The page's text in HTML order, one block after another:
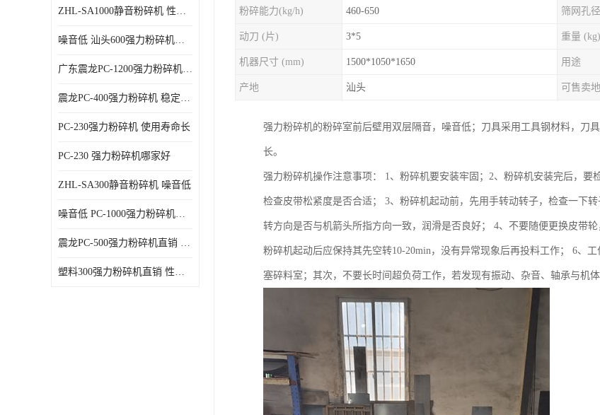
ZHL-SA1000静音粉碎机 性能稳定
噪音低 汕头600强力粉碎机直供
广东震龙PC-1200强力粉碎机 物超所值
震龙PC-400强力粉碎机 稳定性好
PC-230强力粉碎机 使用寿命长
PC-230 强力粉碎机哪家好
ZHL-SA300静音粉碎机 噪音低
噪音低 PC-1000强力粉碎机直供
震龙PC-500强力粉碎机直销 性价比高
塑料300强力粉碎机直销 性价比高
粉碎能力(kg/h) 460-650 筛网孔
动刀 (片) 3*5 重量 (kg)
机器尺寸 (mm) 1500*1050*1650 用途
产地 汕头 可售卖地
强力粉碎机的粉碎室前后壁用双层隔音，噪音低；刀具采用工具钢材料，刀
长。
强力粉碎机操作注意事项： 1、粉碎机要安装牢固；2、粉碎机安装完后，
检查皮带松紧度是否合适； 3、粉碎机起动前，先用手转动转子，检查一下
转方向是否与机箭头所指方向一致，润滑是否良好； 4、不要随便更换皮带
粉碎机起动后应保持其先空转10-20min，没有异常现象后再投料工作； 6、
塞碎料室；其次，不要长时间超负荷工作，若发现有振动、杂音、轴承与机